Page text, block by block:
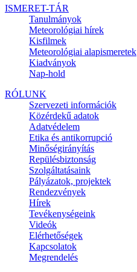
ISMERET-TÁR
Tanulmányok
Meteorológiai hírek
Kisfilmek
Meteorológiai alapismeretek
Kiadványok
Nap-hold
RÓLUNK
Szervezeti információk
Közérdekű adatok
Adatvédelem
Etika és antikorrupció
Minőségirányítás
Repülésbiztonság
Szolgáltatásaink
Pályázatok, projektek
Rendezvények
Hírek
Tevékenységeink
Videók
Elérhetőségek
Kapcsolatok
Megrendelés